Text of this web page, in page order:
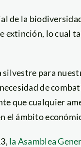
de la
extinción, lo cual
para
de
que cualquier
el ámbito
la Asamblea